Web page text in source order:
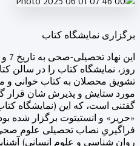
برگزاری نمایشگاه کتاب
روز، نمایشگاه کتاب را در سالن
تشویق محصلان به کتاب خوانی و
مورد ستایش و پذیرش شان قرار
گفتنی است، که این (نمایشگاه
«حریر» و انستیتوت برگزار شده
فراگیریِ نصاب تحصیلی علوم
روان شناسی و علوم انسانی)